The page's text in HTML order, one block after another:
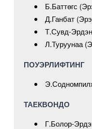
Б.Баттөгс
Д.Ганбат
Т.Сувд-
Л.Туруунаа
ПОУЭРЛИФТИНГ
ТАЕКВОНДО
Г.Болор-